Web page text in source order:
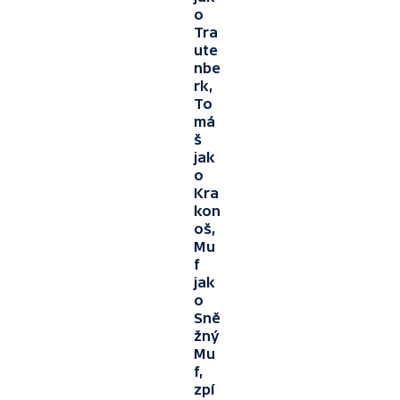
o
Tra
ute
nbe
rk,
To
má
š
jak
o
Kra
kon
oš,
Mu
f
jak
o
Sně
žný
Mu
f,
zpí